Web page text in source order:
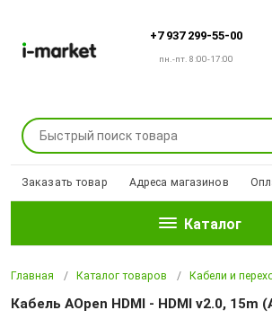
+7 937 299-55-00
пн.-пт. 8:00-17:00
Заказать товар Адреса магазинов
Каталог
Главная Каталог товаров Кабели и
Кабель AOpen HDMI - HDMI v2.0, 15m